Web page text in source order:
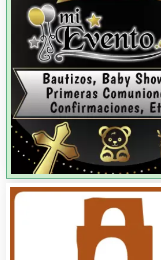
Agencias de Colocación
Agencias de Modelos
Agencias de Publicidad
Agencias de Viajes
Agricultores
Agricultura y Ganadería
Agua Purificada